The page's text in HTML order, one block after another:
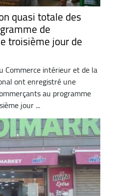
quasi totale des
de
troisième jour de
Commerce intérieur et de la
ont enregistré une
au programme
jour ...